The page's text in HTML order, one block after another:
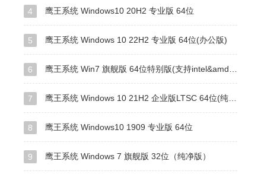
4 鹰王系统 Windows10 20H2 专业版 64位
5 鹰王系统 Windows 10 22H2 专业版 64位(办公版)
6 鹰王系统 Win7 旗舰版 64位特别版(支持intel&amd最新硬件)
7 鹰王系统 Windows 10 21H2 企业版LTSC 64位(纯净版)
8 鹰王系统 Windows10 1909 专业版 64位
9 鹰王系统 Windows 7 旗舰版 32位（纯净版）